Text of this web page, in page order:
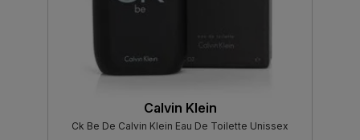
Calvin Klein
Ck Be De Calvin Klein Eau De Toilette Unissex